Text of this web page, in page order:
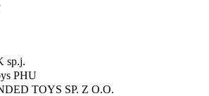
sp.j.
PHU
TOYS SP. Z O.O.